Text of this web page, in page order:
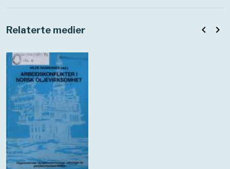
Relaterte medier navigate_before navigate_next